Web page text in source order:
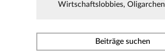
Wirtschaftslobbies, Oligarchen
Beiträge suchen